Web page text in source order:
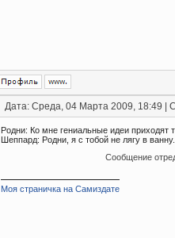
Дата: Среда, 04 Марта 2009, 18:49 |
Родни: Ко мне гениальные идеи приходят
Шеппард: Родни, я с тобой не лягу в ванну.
Сообщение
Моя страничка на Самиздате